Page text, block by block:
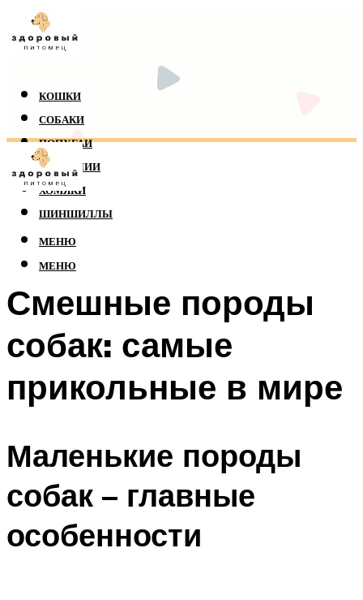
КОШКИ
СОБАКИ
ПОПУГАИ
РЕПТИЛИИ
ХОМЯКИ
ШИНШИЛЛЫ
МЕНЮ
МЕНЮ
Смешные породы
собак: самые
прикольные в мире
Маленькие породы
собак – главные
особенности